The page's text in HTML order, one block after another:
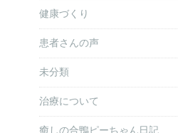
健康づくり
患者さんの声
未分類
治療について
癒しの合鴨ピーちゃん日記